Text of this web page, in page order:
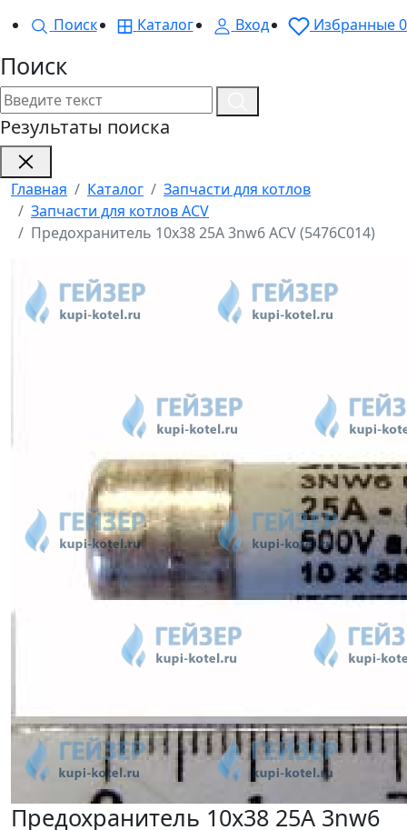
Поиск
Каталог Вход Избранные0
Поиск
Результаты поиска
Главная Каталог
Запчасти для котлов
Запчасти для котлов ACV
Предохранитель 10x38 25A 3nw6 ACV (5476C014)
Предохранитель 10x38 25A 3nw6